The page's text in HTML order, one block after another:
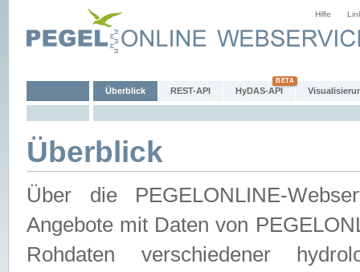
Hilfe
Überblick REST-API HyDAS-API
Überblick
Über die PEGELONLINE-
Angebote mit Daten von
Rohdaten verschiedener